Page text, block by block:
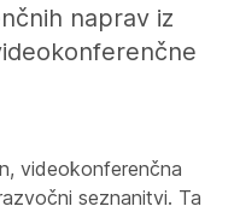
naprav iz
videokonferenčna
seznanitvi. Ta